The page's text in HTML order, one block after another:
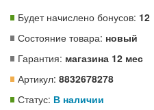
Будет начислено бонусов: 12
Состояние товара: новый
Гарантия: магазина 12 мес
Артикул: 8832678278
Статус: В наличии